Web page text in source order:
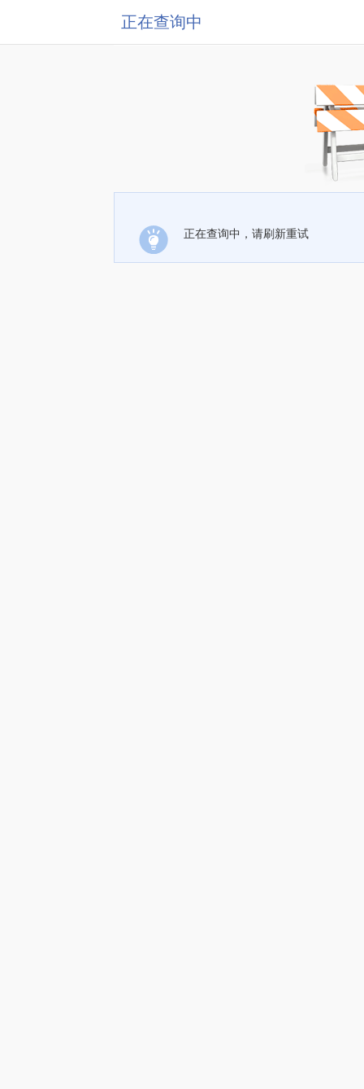
正在查询中
正在查询中，请刷新重试